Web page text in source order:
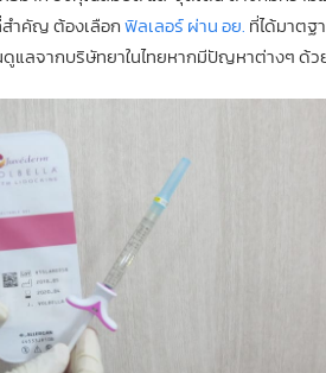
สำคัญ ต้องเลือกฟิลเลอร์ ผ่าน อย. ที่ได้มาตฐ
แลจากบริษัทยาในไทยหากมีปัญหาต่างๆ ด้ว